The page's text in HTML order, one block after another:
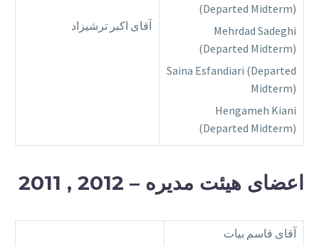
(Departed Midterm)
Mehrdad Sadeghi
(Departed Midterm)
Saina Esfandiari (Departed
Midterm)
Hengameh Kiani
(Departed Midterm)
آقای اکبر ترشیزاد
اعضای هیئت مدیره – 2012 , 2011
آقای قاسم بیات